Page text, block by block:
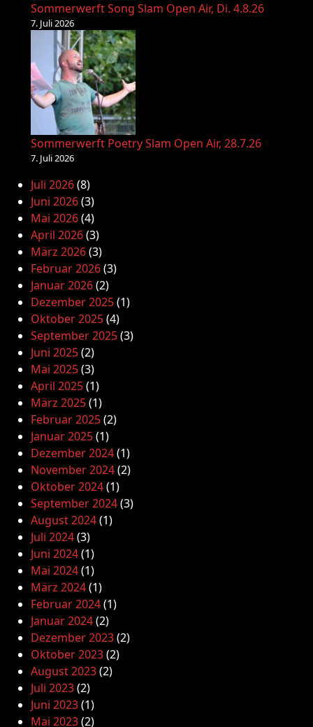
Sommerwerft Song Slam Open Air, Di. 4.8.26
7. Juli 2026
Sommerwerft Poetry Slam Open Air, 28.7.26
7. Juli 2026
Juli 2026(8)
Juni 2026(3)
Mai 2026(4)
April 2026(3)
März 2026(3)
Februar 2026(3)
Januar 2026(2)
Dezember 2025(1)
Oktober 2025(4)
September 2025(3)
Juni 2025(2)
Mai 2025(3)
April 2025(1)
März 2025(1)
Februar 2025(2)
Januar 2025(1)
Dezember 2024(1)
November 2024(2)
Oktober 2024(1)
September 2024(3)
August 2024(1)
Juli 2024(3)
Juni 2024(1)
Mai 2024(1)
März 2024(1)
Februar 2024(1)
Januar 2024(2)
Dezember 2023(2)
Oktober 2023(2)
August 2023(2)
Juli 2023(2)
Juni 2023(1)
Mai 2023(2)